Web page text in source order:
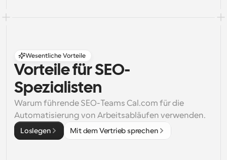
Wesentliche Vorteile
Vorteile für SEO-
Spezialisten
Warum führende SEO-Teams Cal.com für die
Automatisierung von Arbeitsabläufen verwenden.
Loslegen Mit dem Vertrieb sprechen